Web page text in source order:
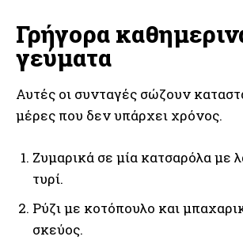
Γρήγορα
γεύματα
Αυτές οι συνταγές σώζουν
μέρες που δεν υπάρχει χρόνος.
Ζυμαρικά σε μία κατσαρόλα με
τυρί.
Ρύζι με κοτόπουλο και
σκεύος.